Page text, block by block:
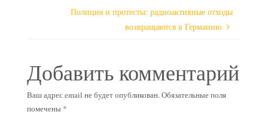
Полиция и протесты: радиоактивные отходы
возвращаются в Германию
Добавить комментарий
Ваш адрес email не будет опубликован.Обязательные поля
помечены *